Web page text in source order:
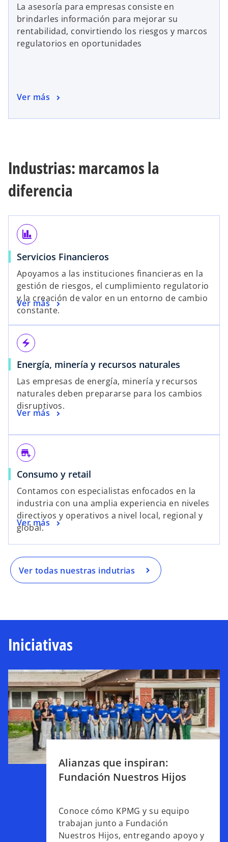
La asesoría para empresas consiste en
brindarles información para mejorar su
rentabilidad, convirtiendo los riesgos y marcos
regulatorios en oportunidades
Ver más
Industrias: marcamos la
diferencia
finance
Servicios Financieros
Apoyamos a las instituciones financieras en la
gestión de riesgos, el cumplimiento regulatorio
y la creación de valor en un entorno de cambio
constante.
Ver más
electric_bolt
Energía, minería y recursos naturales
Las empresas de energía, minería y recursos
naturales deben prepararse para los cambios
disruptivos.
Ver más
add_business
Consumo y retail
Contamos con especialistas enfocados en la
industria con una amplia experiencia en niveles
directivos y operativos a nivel local, regional y
global.
Ver más
Ver todas nuestras indutrias
Iniciativas
Alianzas que inspiran:
Fundación Nuestros Hijos
Conoce cómo KPMG y su equipo
trabajan junto a Fundación
Nuestros Hijos, entregando apoyo y
s
e
r
e
e